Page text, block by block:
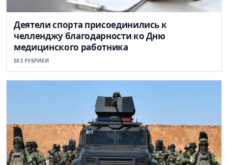
Деятели спорта присоединились к
челленджу благодарности ко Дню
медицинского работника
БЕЗ РУБРИКИ